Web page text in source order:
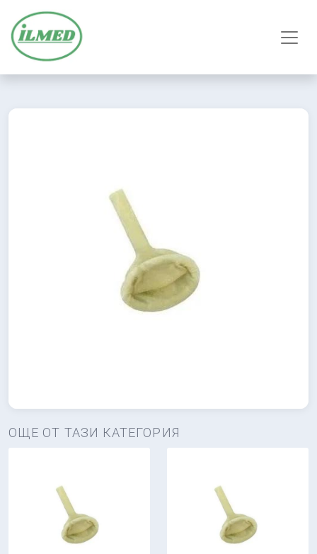
ОЩЕ ОТ ТАЗИ КАТЕГОРИЯ